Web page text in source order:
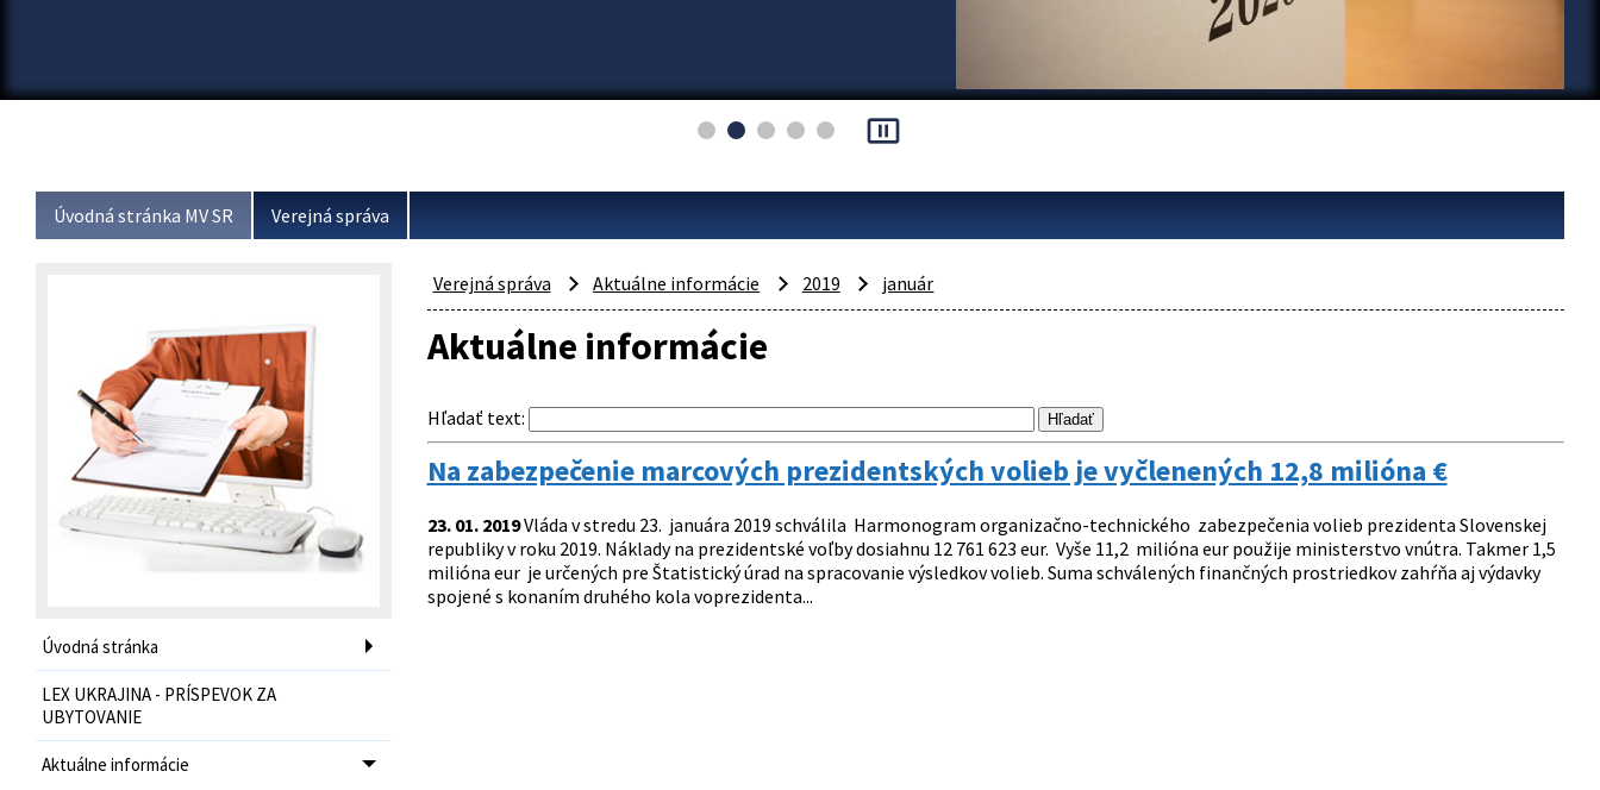
pause_presentation
Úvodná stránka MV SR Verejná správa
Úvodná stránka
LEX UKRAJINA - PRÍSPEVOK ZA
UBYTOVANIE
Aktuálne informácie
Verejná správa Aktuálne informácie 2019 január
Aktuálne informácie
Hľadať text:
Na zabezpečenie marcových prezidentských volieb je vyčlenených 12,8 milióna €
23. 01. 2019Vláda v stredu 23. januára 2019 schválila Harmonogram organizačno-technického zabezpečenia volieb prezidenta Slovenskej
republiky v roku 2019. Náklady na prezidentské voľby dosiahnu 12 761 623 eur. Vyše 11,2 milióna eur použije ministerstvo vnútra. Takmer 1,5
milióna eur je určených pre Štatistický úrad na spracovanie výsledkov volieb. Suma schválených finančných prostriedkov zahŕňa aj výdavky
spojené s konaním druhého kola voprezidenta...